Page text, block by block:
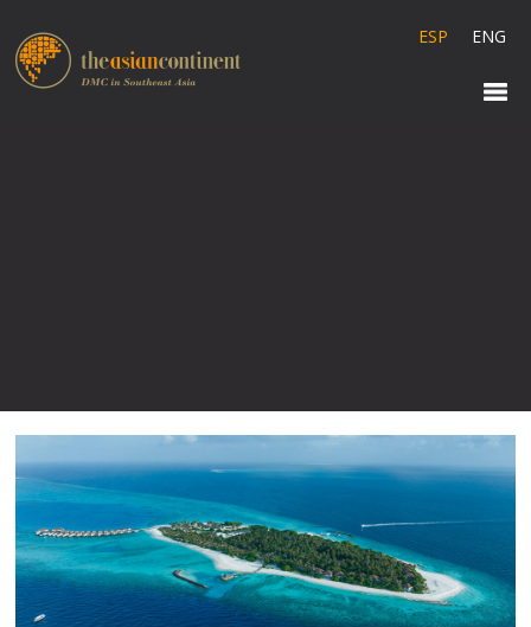
ESP ENG